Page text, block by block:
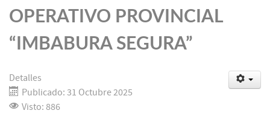
OPERATIVO PROVINCIAL
“IMBABURA SEGURA”
Detalles
Publicado: 31 Octubre 2025
Visto: 886